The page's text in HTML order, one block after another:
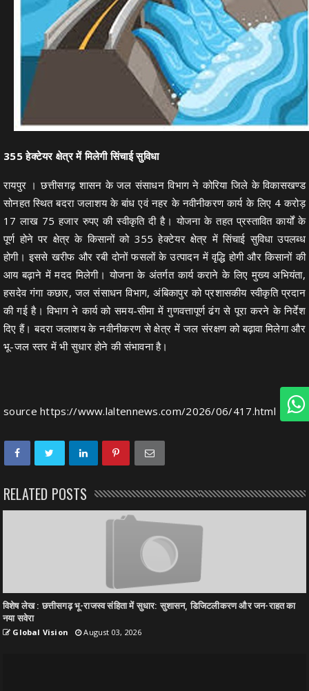
355 हेक्टेयर क्षेत्र में मिलेगी सिंचाई सुविधा
रायपुर । छत्तीसगढ़ शासन के जल संसाधन विभाग ने कोरिया जिले के विकासखण्ड
सोनहत स्थित बदरा जलाशय के बांध एवं नहर के नवीनीकरण कार्य के लिए 4 करोड़
17 लाख 75 हजार रुपए की स्वीकृति दी है। योजना के तहत प्रस्तावित कार्यों के
पूर्ण होने पर क्षेत्र के किसानों को 355 हेक्टेयर क्षेत्र में सिंचाई सुविधा उपलब्ध
होगी। इससे खरीफ और रबी दोनों फसलों के उत्पादन में वृद्धि होगी और किसानों की
आय बढ़ाने में मदद मिलेगी। योजना के अंतर्गत कार्य कराने के लिए मुख्य अभियंता,
हसदेव गंगा कछार, जल संसाधन विभाग, अंबिकापुर को प्रशासकीय स्वीकृति प्रदान
की गई है। विभाग ने कार्य को समय-सीमा में गुणवत्तापूर्ण ढंग से पूरा करने के निर्देश
दिए हैं। बदरा जलाशय के नवीनीकरण से क्षेत्र में जल संरक्षण को बढ़ावा मिलेगा और
भू-जल स्तर में भी सुधार होने की संभावना है।
sourcehttps://www.laltennews.com/2026/06/417.html
RELATED POSTS
विशेष लेख : छत्तीसगढ़ भू-राजस्व संहिता में सुधार: सुशासन, डिजिटलीकरण और जन-राहत का
नया सवेरा
Global Vision August 03, 2026